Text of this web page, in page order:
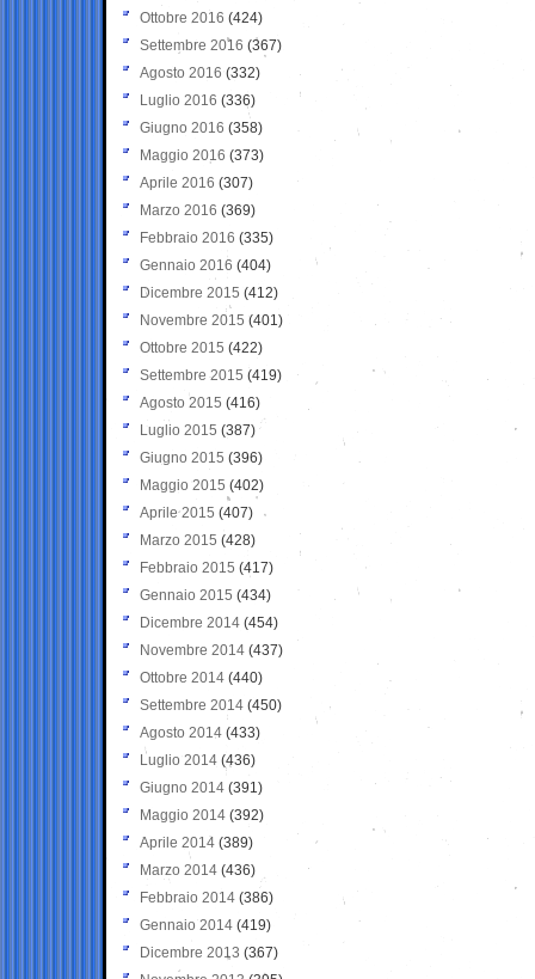
Ottobre 2016 (424)
Settembre 2016 (367)
Agosto 2016 (332)
Luglio 2016 (336)
Giugno 2016 (358)
Maggio 2016 (373)
Aprile 2016 (307)
Marzo 2016 (369)
Febbraio 2016 (335)
Gennaio 2016 (404)
Dicembre 2015 (412)
Novembre 2015 (401)
Ottobre 2015 (422)
Settembre 2015 (419)
Agosto 2015 (416)
Luglio 2015 (387)
Giugno 2015 (396)
Maggio 2015 (402)
Aprile 2015 (407)
Marzo 2015 (428)
Febbraio 2015 (417)
Gennaio 2015 (434)
Dicembre 2014 (454)
Novembre 2014 (437)
Ottobre 2014 (440)
Settembre 2014 (450)
Agosto 2014 (433)
Luglio 2014 (436)
Giugno 2014 (391)
Maggio 2014 (392)
Aprile 2014 (389)
Marzo 2014 (436)
Febbraio 2014 (386)
Gennaio 2014 (419)
Dicembre 2013 (367)